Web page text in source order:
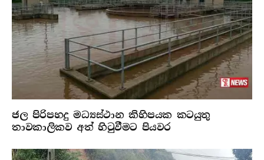
ජල පිරිපහදු මධ්‍යස්ථාන කිහිපයක කටයුතු
තාවකාලිකව අත් හිටුවීමට පියවර